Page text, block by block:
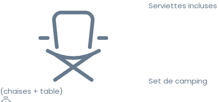
Serviettes incluses
Set de camping
(chaises + table)